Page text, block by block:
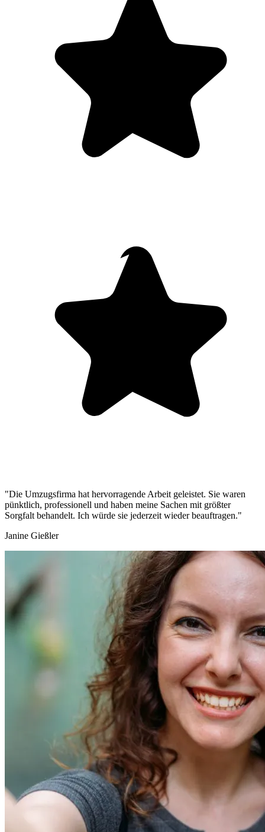
"Die Umzugsfirma hat hervorragende Arbeit geleistet. Sie waren
pünktlich, professionell und haben meine Sachen mit größter
Sorgfalt behandelt. Ich würde sie jederzeit wieder beauftragen."
Janine Gießler